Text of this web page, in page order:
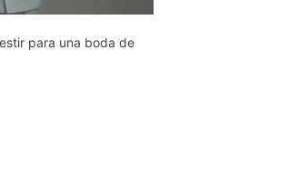
para una boda de